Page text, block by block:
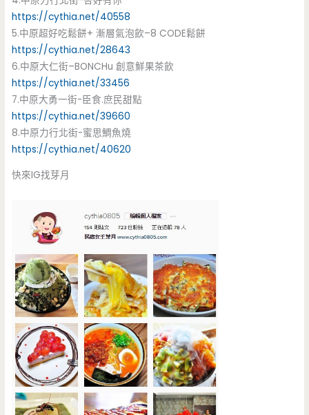
https://cythia.net/40558
5.中原超好吃鬆餅+ 漸層氣泡飲–8 CODE鬆餅
https://cythia.net/28643
6.中原大仁街–BONCHu 創意鮮果茶飲
https://cythia.net/33456
7.中原大勇一街-臣食.庶民甜點
https://cythia.net/39660
8.中原力行北街-蜜思鯛魚燒
https://cythia.net/40620
快來IG找芽月